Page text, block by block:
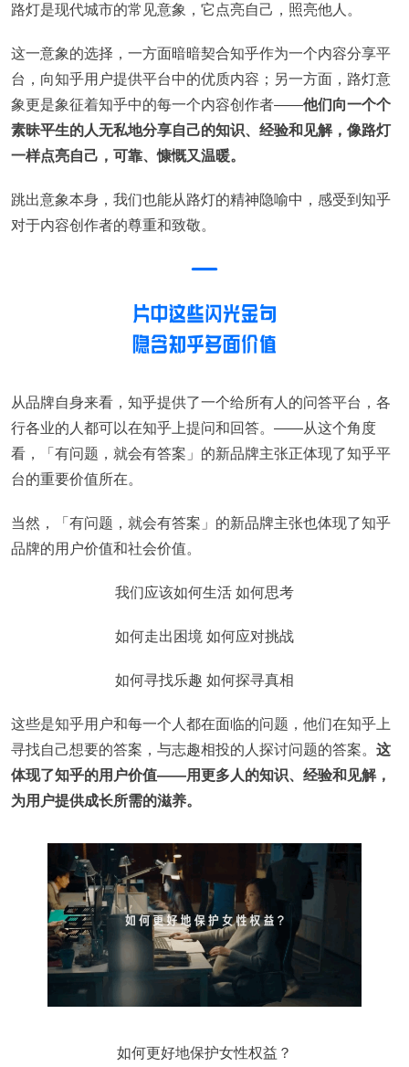
路灯是现代城市的常见意象，它点亮自己，照亮他人。
这一意象的选择，一方面暗暗契合知乎作为一个内容分享平
台，向知乎用户提供平台中的优质内容；另一方面，路灯意
象更是象征着知乎中的每一个内容创作者——他们向一个个
素昧平生的人无私地分享自己的知识、经验和见解，像路灯
一样点亮自己，可靠、慷慨又温暖。
跳出意象本身，我们也能从路灯的精神隐喻中，感受到知乎
对于内容创作者的尊重和致敬。
从品牌自身来看，知乎提供了一个给所有人的问答平台，各
行各业的人都可以在知乎上提问和回答。——从这个角度
看，「有问题，就会有答案」的新品牌主张正体现了知乎平
台的重要价值所在。
当然，「有问题，就会有答案」的新品牌主张也体现了知乎
品牌的用户价值和社会价值。
我们应该如何生活 如何思考
如何走出困境 如何应对挑战
如何寻找乐趣 如何探寻真相
这些是知乎用户和每一个人都在面临的问题，他们在知乎上
寻找自己想要的答案，与志趣相投的人探讨问题的答案。 这
体现了知乎的用户价值——用更多人的知识、经验和见解，
为用户提供成长所需的滋养。
如何更好地保护女性权益？